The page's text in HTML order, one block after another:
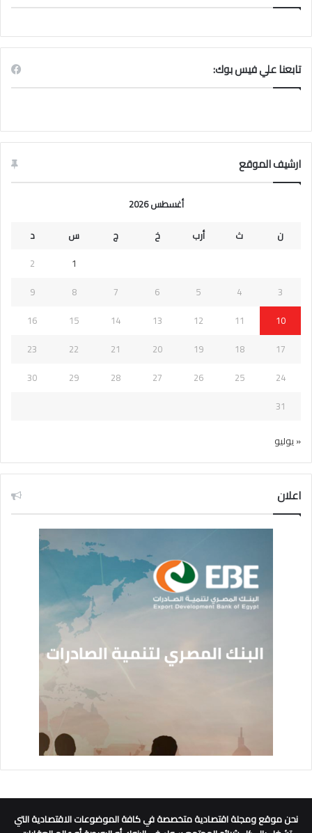
تابعنا علي فيس بوك:
ارشيف الموقع
أغسطس 2026
ن
ث أرب خ ج س
د
1
2
3
4
5
6
7
8
9
10
11
12
13
14
15
16
17
18
19
20
21
22
23
24
25
26
27
28
29
30
31
« يوليو
اعلان
نحن موقع ومجلة اقتصادية متخصصة في كافة الموضوعات الاقتصادية التي